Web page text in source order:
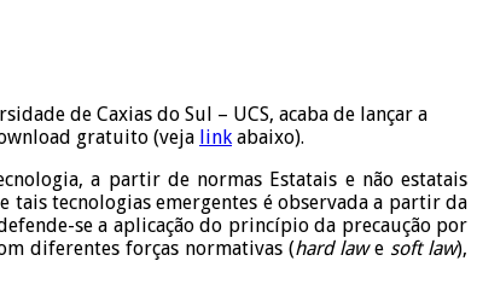
de Caxias do Sul – UCS, acaba de lançar a
gratuito (veja link abaixo).
a partir de normas Estatais e não estatais
tais tecnologias emergentes é observada a partir da
se a aplicação do princípio da precaução por
diferentes forças normativas (hard lawe soft law),